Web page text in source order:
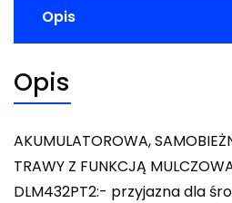
Opis
Opis
AKUMULATOROWA,
TRAWY Z FUNKCJĄ
DLM432PT2:- przyjazna dla